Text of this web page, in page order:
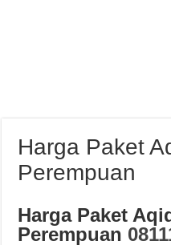
Harga Paket
Perempuan
Harga Paket
Perempuan